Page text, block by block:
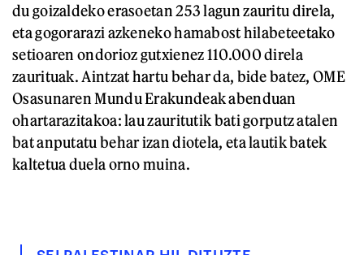
du goizaldeko erasoetan 253 lagun zauritu direla,
eta gogorarazi azkeneko hamabost hilabeteetako
setioaren ondorioz gutxienez 110.000 direla
zaurituak. Aintzat hartu behar da, bide batez, OME
Osasunaren Mundu Erakundeak abenduan
ohartarazitakoa: lau zauritutik bati gorputz atalen
bat anputatu behar izan diotela, eta lautik batek
kaltetua duela orno muina.